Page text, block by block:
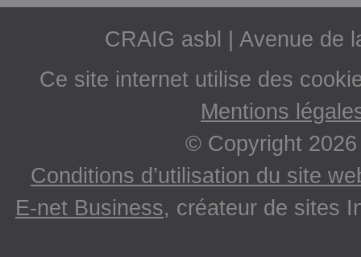
CRAIG asbl | Avenue de
Ce site internet utilise des
Mentions
© Copyright
Conditions d’utilisation du site
E-net Business, créateur de sites